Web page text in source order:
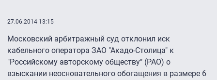
27.06.2014 13:15
Московский арбитражный суд отклонил иск
кабельного оператора ЗАО "Акадо-Столица" к
"Российскому авторскому обществу" (РАО) о
взыскании неосновательного обогащения в размере 6